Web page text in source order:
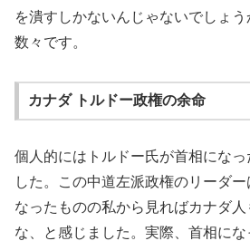
を潰すしかないんじゃないでしょ
数々です。
カナダ トルドー政権の余命
個人的にはトルドー氏が首相にな
した。この中道左派政権のリーダ
なったものの私から見ればカナダ
な、と感じました。実際、首相に